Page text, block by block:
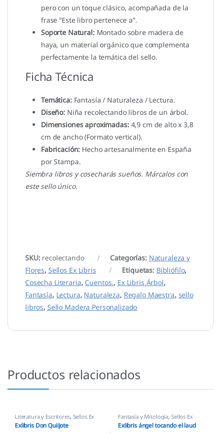
pero con un toque clásico, acompañada de la
frase “Este libro pertenece a”.
Soporte Natural:Montado sobre madera de
haya, un material orgánico que complementa
perfectamente la temática del sello.
Ficha Técnica
Temática:Fantasía / Naturaleza / Lectura.
Diseño: Niña recolectando libros de un árbol.
Dimensiones aproximadas:4,9 cm de alto x 3,8
cm de ancho (Formato vertical).
Fabricación: Hecho artesanalmente en España
por Stampa.
Siembra libros y cosecharás sueños. Márcalos con
este sello único.
SKU: recolectando Categorías: Naturaleza y
Flores, Sellos Ex Libris Etiquetas: Bibliófilo,
Cosecha Literaria, Cuentos., Ex Libris Árbol,
Fantasía, Lectura, Naturaleza, Regalo Maestra, sello
libros, Sello Madera Personalizado
Productos relacionados
Literatura y Escritores, Sellos Ex
Libris
Exlibris Don Quiijote
Fantasía y Mitología, Sellos Ex
Libris
Exlibris ángel tocando el laud